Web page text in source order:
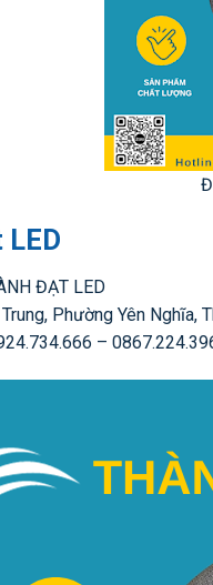
ĐẠT LED
Phường Yên Nghĩa,
–